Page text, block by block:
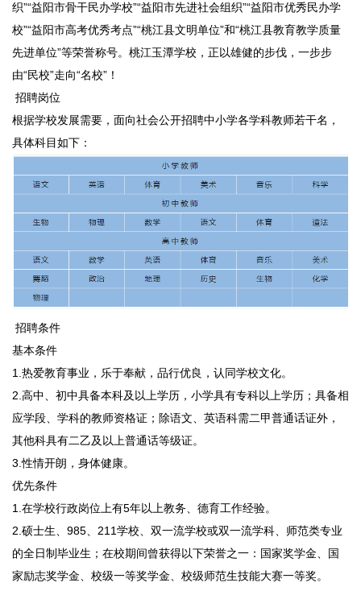
织”“益阳市骨干民办学校”“益阳市先进社会组织”“益阳市优秀民办学
校”“益阳市高考优秀考点”“桃江县文明单位”和“桃江县教育教学质量
先进单位”等荣誉称号。桃江玉潭学校，正以雄健的步伐，一步步
由“民校”走向“名校”！
招聘岗位
根据学校发展需要，面向社会公开招聘中小学各学科教师若干名，
具体科目如下：
招聘条件
基本条件
1.热爱教育事业，乐于奉献，品行优良，认同学校文化。
2.高中、初中具备本科及以上学历，小学具有专科以上学历；具备相
应学段、学科的教师资格证；除语文、英语科需二甲普通话证外，
其他科具有二乙及以上普通话等级证。
3.性情开朗，身体健康。
优先条件
1.在学校行政岗位上有5年以上教务、德育工作经验。
2.硕士生、985、211学校、双一流学校或双一流学科、师范类专业
的全日制毕业生；在校期间曾获得以下荣誉之一：国家奖学金、国
家励志奖学金、校级一等奖学金、校级师范生技能大赛一等奖。